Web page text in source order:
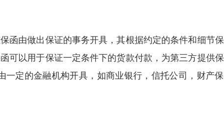
函由做出保证的事务开具，其根据约定的条件和细节
可以用于保证一定条件下的货款付款，为第三方提供
定的金融机构开具，如商业银行，信托公司，财产